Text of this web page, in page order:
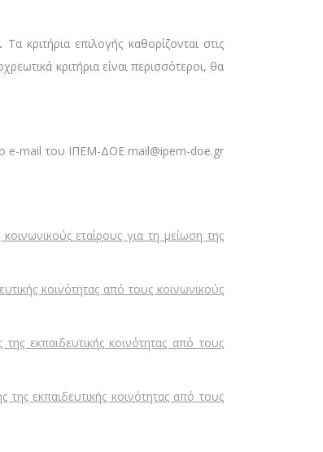
Τα κριτήρια επιλογής καθορίζονται στις
κριτήρια είναι περισσότεροι, θα
e-mail του ΙΠΕΜ-ΔΟΕ mail@ipem-doe.gr
εταίρους για τη μείωση της
κοινότητας από τους κοινωνικούς
εκπαιδευτικής κοινότητας από τους
εκπαιδευτικής κοινότητας από τους